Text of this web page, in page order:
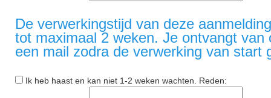
De verwerkingstijd van deze
tot maximaal 2 weken. Je ontvangt van
een mail zodra de verwerking van start
Ik heb haast en kan niet 1-2 weken wachten. Reden: